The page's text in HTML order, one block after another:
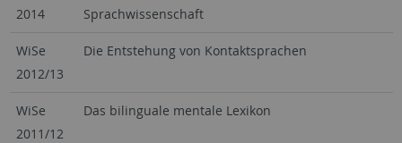
2014
Sprachwissenschaft
WiSe
2012/13
Die Entstehung von Kontaktsprachen
WiSe
2011/12
Das bilinguale mentale Lexikon